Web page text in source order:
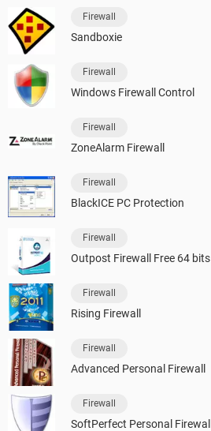
Firewall
Sandboxie
Firewall
Windows Firewall Control
Firewall
ZoneAlarm Firewall
Firewall
BlackICE PC Protection
Firewall
Outpost Firewall Free 64 bits
Firewall
Rising Firewall
Firewall
Advanced Personal Firewall
Firewall
SoftPerfect Personal Firewall